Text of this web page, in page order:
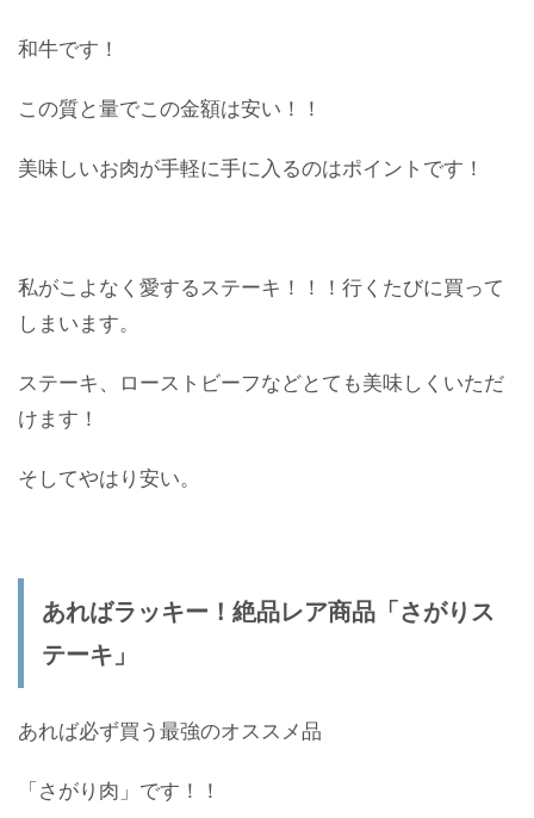
和牛です！
この質と量でこの金額は安い！！
美味しいお肉が手軽に手に入るのはポイントです！
私がこよなく愛するステーキ！！！行くたびに買って
しまいます。
ステーキ、ローストビーフなどとても美味しくいただ
けます！
そしてやはり安い。
あればラッキー！絶品レア商品「さがりス
テーキ」
あれば必ず買う最強のオススメ品
「さがり肉」です！！